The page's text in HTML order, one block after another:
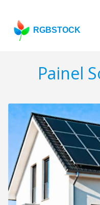
RGBSTOCK
Painel